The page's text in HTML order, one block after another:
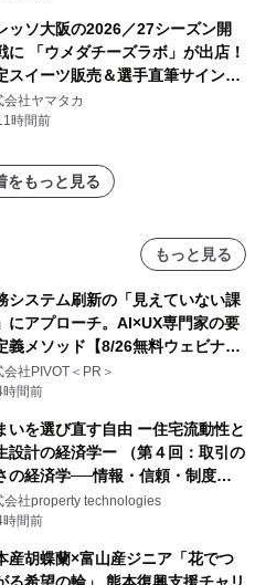
ッソ大阪の2026／27シーズン開
に 「ウメダチーズラボ」が出店！
スイーツ販売＆選手直筆サイング
が当たる抽選会を 8月8日に開催
会社ヤマタカ
時間前
をもっと見る
もっと見る
システム刷新の「見えていない課
にアプローチ。AI×UX専門家の要
義メソッド【8/26無料ウェビナ
株式会社PIVOT
会社PIVOT＜PR＞
時間前
いを選び直す自由 ー住宅流動性と
設計の経済学ー （第４回：取引の
の経済学──情報・信頼・制度を
はどう組み替えるか）｜
Lab
会社property technologies
時間前
産胡蝶蘭×富山産ジニア「花でつ
る希望の輪」 熊本復興支援チャリ